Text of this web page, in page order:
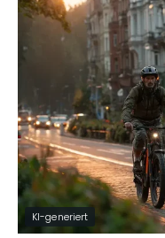
KI-generiert